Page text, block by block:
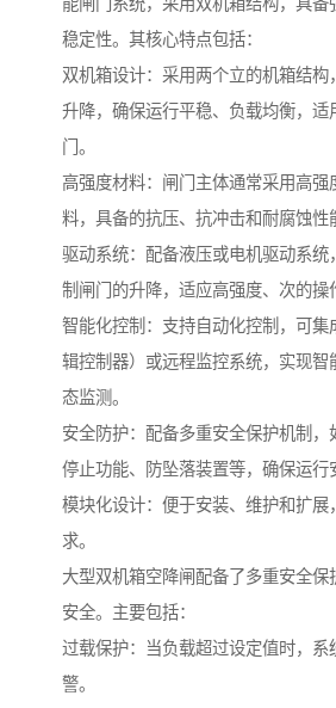
稳定性。其核心特点包括：
双机箱设计：采用两个立的机箱结构
升降，确保运行平稳、负载均衡，适
门。
高强度材料：闸门主体通常采用高强
料，具备的抗压、抗冲击和耐腐蚀性
驱动系统：配备液压或电机驱动系统
制闸门的升降，适应高强度、次的操
智能化控制：支持自动化控制，可集
辑控制器）或远程监控系统，实现智
态监测。
安全防护：配备多重安全保护机制，
停止功能、防坠落装置等，确保运行
模块化设计：便于安装、维护和扩展
求。
大型双机箱空降闸配备了多重安全保
安全。主要包括：
过载保护：当负载超过设定值时，系
警。